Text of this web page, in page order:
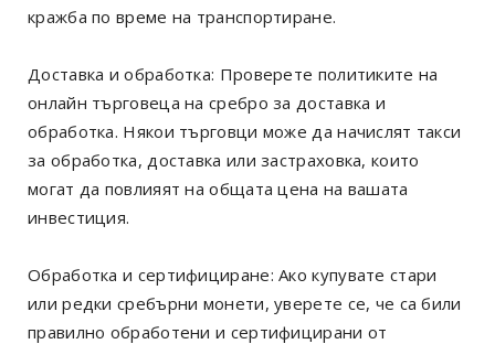
кражба по време на транспортиране.
Доставка и обработка: Проверете политиките на
онлайн търговеца на сребро за доставка и
обработка. Някои търговци може да начислят такси
за обработка, доставка или застраховка, които
могат да повлияят на общата цена на вашата
инвестиция.
Обработка и сертифициране: Ако купувате стари
или редки сребърни монети, уверете се, че са били
правилно обработени и сертифицирани от